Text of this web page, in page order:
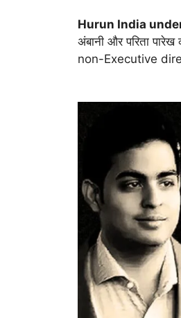
Hurun India
अंबानी और परिता
non-Executive